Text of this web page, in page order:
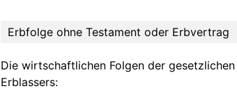
Erbfolge ohne Testament oder Erbvertrag
Die wirtschaftlichen Folgen der
Erblassers: